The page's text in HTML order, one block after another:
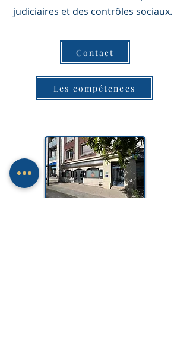
judiciaires et des contrôles sociaux.
Contact
Les compétences